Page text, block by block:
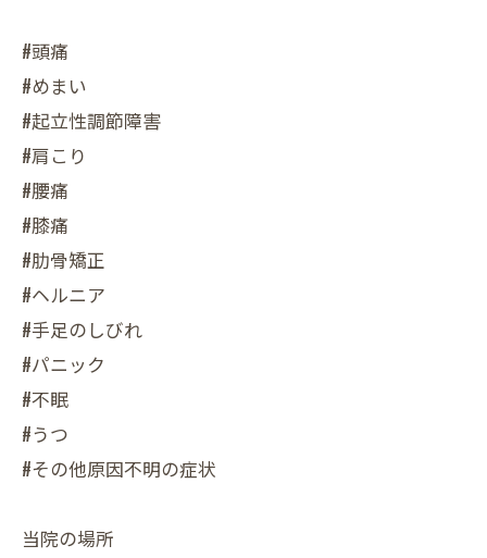
#頭痛
#めまい
#起立性調節障害
#肩こり
#腰痛
#膝痛
#肋骨矯正
#ヘルニア
#手足のしびれ
#パニック
#不眠
#うつ
#その他原因不明の症状
当院の場所